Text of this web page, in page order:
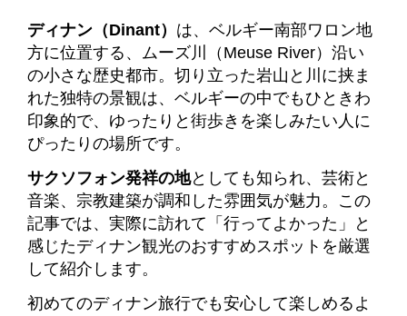
ディナン（Dinant） は、ベルギー南部ワロン地
方に位置する、ムーズ川（Meuse River）沿い
の小さな歴史都市。切り立った岩山と川に挟ま
れた独特の景観は、ベルギーの中でもひときわ
印象的で、ゆったりと街歩きを楽しみたい人に
ぴったりの場所です。
サクソフォン発祥の地としても知られ、芸術と
音楽、宗教建築が調和した雰囲気が魅力。この
記事では、実際に訪れて「行ってよかった」と
感じたディナン観光のおすすめスポットを厳選
して紹介します。
初めてのディナン旅行でも安心して楽しめるよ